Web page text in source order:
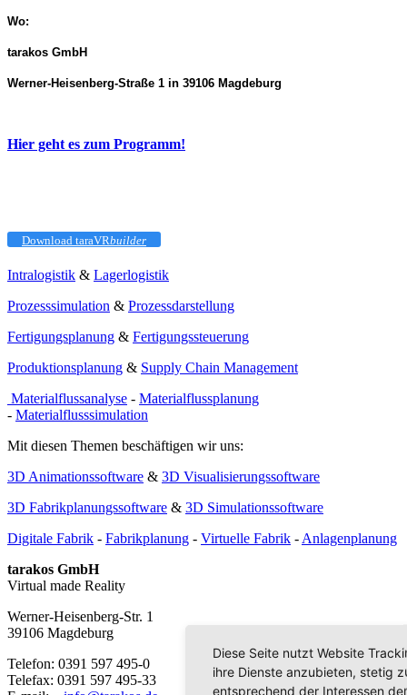
Wo:
tarakos GmbH
Werner-Heisenberg-Straße 1 in 39106 Magdeburg
Hier geht es zum Programm!
Download taraVRbuilder
Intralogistik & Lagerlogistik
Prozesssimulation & Prozessdarstellung
Fertigungsplanung & Fertigungssteuerung
Produktionsplanung & Supply Chain Management
Materialflussanalyse - Materialflussplanung
- Materialflusssimulation
Mit diesen Themen beschäftigen wir uns:
3D Animationssoftware & 3D Visualisierungssoftware
3D Fabrikplanungssoftware & 3D Simulationssoftware
Digitale Fabrik - Fabrikplanung - Virtuelle Fabrik - Anlagenplanung
tarakos GmbH
Virtual made Reality
Werner-Heisenberg-Str. 1
39106 Magdeburg
Telefon: 0391 597 495-0
Telefax: 0391 597 495-33
Diese Seite nutzt Website
ihre Dienste anzubieten, stetig
entsprechend der Interessen